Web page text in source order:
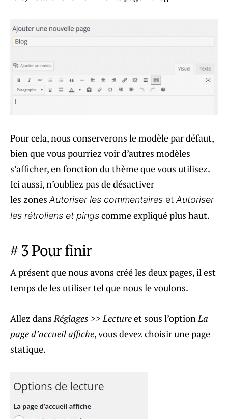
Pour cela, nous conserverons le modèle par défaut,
bien que vous pourriez voir d’autres modèles
s’afficher, en fonction du thème que vous utilisez.
Ici aussi, n’oubliez pas de désactiver
les zones Autoriser les commentaires et Autoriser
les rétroliens et pingscomme expliqué plus haut.
# 3 Pour finir
A présent que nous avons créé les deux pages, il est
temps de les utiliser tel que nous le voulons.
Allez dans Réglages >> Lectureet sous l’option La
page d’accueil affiche, vous devez choisir une page
statique.